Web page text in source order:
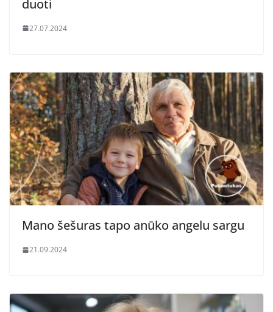
duoti
27.07.2024
Mano šešuras tapo anūko angelu sargu
21.09.2024